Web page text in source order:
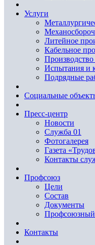
Услуги
Литейное
Кабельное
Производство
Испытания и
Подрядные
Социальные
Пресс-центр
Новости
Служба 01
Фотогалерея
Газета
Контакты
Профсоюз
Цели
Состав
Документы
Профсоюзный
Контакты